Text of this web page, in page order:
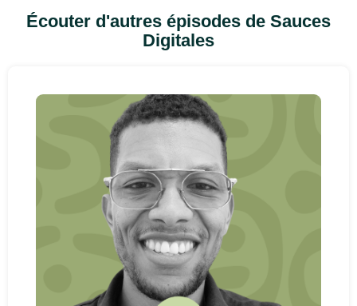
Écouter d'autres épisodes de Sauces
Digitales